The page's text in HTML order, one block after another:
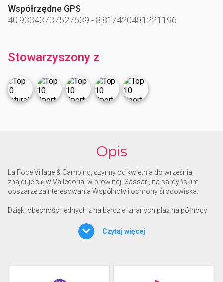
Współrzędne GPS
40.93343737527639 - 8.817420481221196
Stowarzyszony z
Opis
La Foce Village & Camping, czynny od kwietnia do września,
znajduje się w Valledoria, w prowincji Sassari, na sardyńskim
obszarze zainteresowania Wspólnoty i ochrony środowiska.
Dzięki obecności jednych z najbardziej znanych plaż na północy
na wakacje na łonie natury, również ze względu na szczególne
ukształtowanie terenu, z rzeką Coghinas wpadającą do Zatoki
Podczas pobytu można wybrać różne rodzaje parceli, które różnią
Czytaj więcej